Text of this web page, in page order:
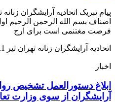
پیام تبریک اتحادیه آرایشگران
اصناف بسم الله الرحمن الرحیم
فرصت مغتنمی است برای ارج
اتحادیه آرایشگران زنانه تهران تیر 1, 1405
اخبار
ابلاغ دستورالعمل تشخیص
آرایشگران از سوی وزارت